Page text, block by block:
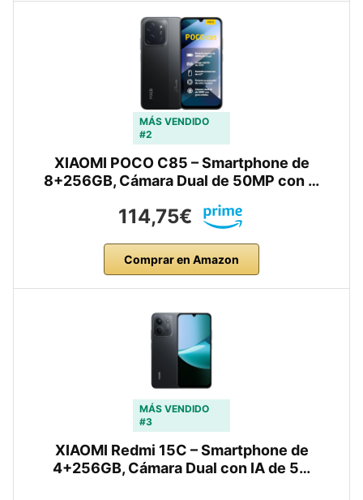
MÁS VENDIDO
#2
XIAOMI POCO C85 – Smartphone de
8+256GB, Cámara Dual de 50MP con …
114,75€
Comprar en Amazon
MÁS VENDIDO
#3
XIAOMI Redmi 15C – Smartphone de
4+256GB, Cámara Dual con IA de 5…